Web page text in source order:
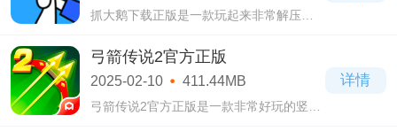
抓大鹅下载正版是一款玩起来非常解压的
家准备了大量的关卡，玩家要做的就是从
3D场景中不断翻找出三个相同物品进行消
除。
弓箭传说2官方正版
2025-02-10 411.44MB
弓箭传说2官方正版是一款非常好玩的竖版
详情